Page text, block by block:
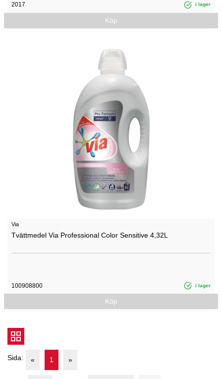
2017 i lager
Köp
Via
Tvättmedel Via Professional Color Sensitive 4,32L
100908800 i lager
Köp
Sida: « 1 »